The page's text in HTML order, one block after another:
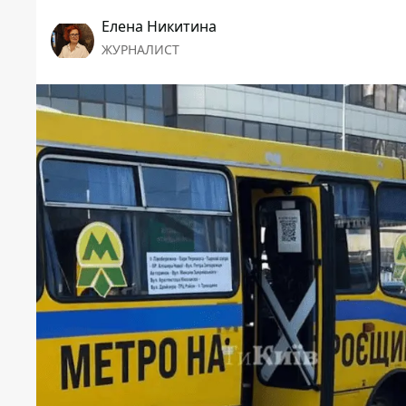
Елена Никитина
ЖУРНАЛИСТ